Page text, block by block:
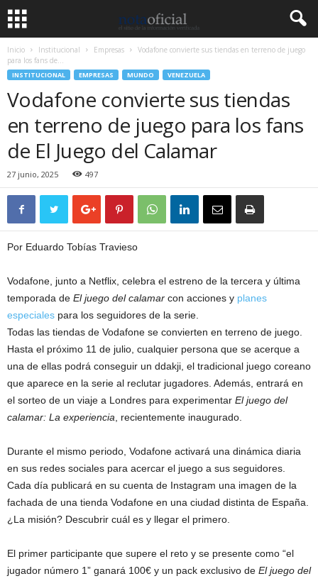
Inicio Institucional Empresas
Vodafone convierte sus tiendas en terreno de juego
para los fans de...
INSTITUCIONAL EMPRESAS MUNDO VENEZUELA
Vodafone convierte sus tiendas
en terreno de juego para los fans
de El Juego del Calamar
27 junio, 2025 497
Por Eduardo Tobías Travieso
Vodafone, junto a Netflix, celebra el estreno de la tercera y última
temporada de El juego del calamar con acciones y planes
especiales para los seguidores de la serie.
Todas las tiendas de Vodafone se convierten en terreno de juego.
Hasta el próximo 11 de julio, cualquier persona que se acerque a
una de ellas podrá conseguir un ddakji, el tradicional juego coreano
que aparece en la serie al reclutar jugadores. Además, entrará en
el sorteo de un viaje a Londres para experimentar El juego del
calamar: La experiencia , recientemente inaugurado.
Durante el mismo periodo, Vodafone activará una dinámica diaria
en sus redes sociales para acercar el juego a sus seguidores.
Cada día publicará en su cuenta de Instagram una imagen de la
fachada de una tienda Vodafone en una ciudad distinta de España.
¿La misión? Descubrir cuál es y llegar el primero.
El primer participante que supere el reto y se presente como “el
jugador número 1” ganará 100€ y un pack exclusivo de El juego del